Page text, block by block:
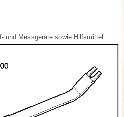
und Messgeräte sowie Hilfsmittel